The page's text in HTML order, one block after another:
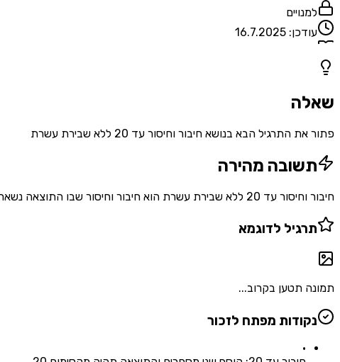
למנויים
עודכן: 16.7.2025
שאלה
פתור את התרגיל הבא בנושא חיבור וחיסור עד 20 ללא שבירת עשרת
תשובה מהירה
חיבור וחיסור עד 20 ללא שבירת עשרת הוא חיבור וחיסור שבו התוצאה נשארת בין 0 ל-20. לדוגמה: $7 + 5 = 12$ ו-$15 - 4 = 11$. זהה את המספרים, בצע את הפעולה והתוצאה תהיה מספר בתחום המוגדר.
תרגיל לדוגמא
תמונה תטען בקרוב...
נקודות מפתח לזכור
•